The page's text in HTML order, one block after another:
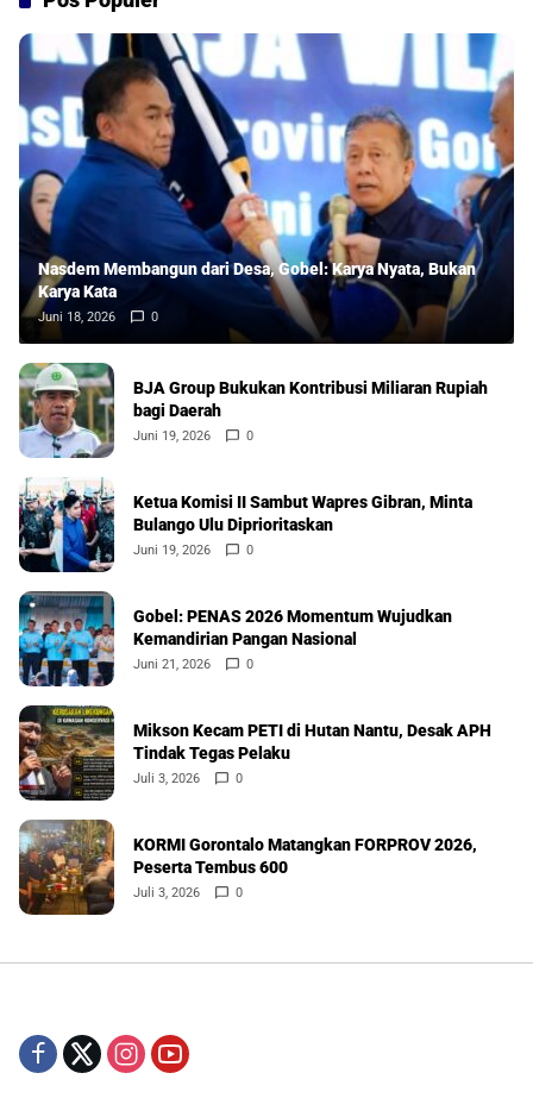
Nasdem Membangun dari Desa, Gobel: Karya Nyata, Bukan
Karya Kata
Juni 18, 2026 0
BJA Group Bukukan Kontribusi Miliaran Rupiah
bagi Daerah
Juni 19, 2026 0
Ketua Komisi II Sambut Wapres Gibran, Minta
Bulango Ulu Diprioritaskan
Juni 19, 2026 0
Gobel: PENAS 2026 Momentum Wujudkan
Kemandirian Pangan Nasional
Juni 21, 2026 0
Mikson Kecam PETI di Hutan Nantu, Desak APH
Tindak Tegas Pelaku
Juli 3, 2026 0
KORMI Gorontalo Matangkan FORPROV 2026,
Peserta Tembus 600
Juli 3, 2026 0